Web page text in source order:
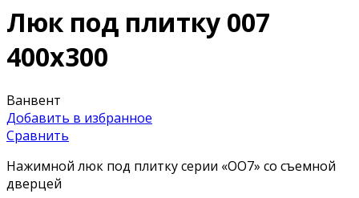
Люк под плитку 007
400х300
Ванвент
Добавить в избранное
Сравнить
Нажимной люк под плитку серии «OO7» со съемной
дверцей